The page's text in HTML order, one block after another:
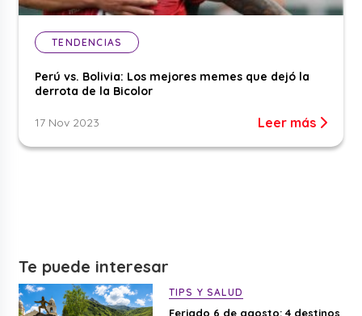
TENDENCIAS
Perú vs. Bolivia: Los mejores memes que dejó la
derrota de la Bicolor
17 Nov 2023 Leer más
Te puede interesar
TIPS Y SALUD
Feriado 6 de agosto: 4 destinos